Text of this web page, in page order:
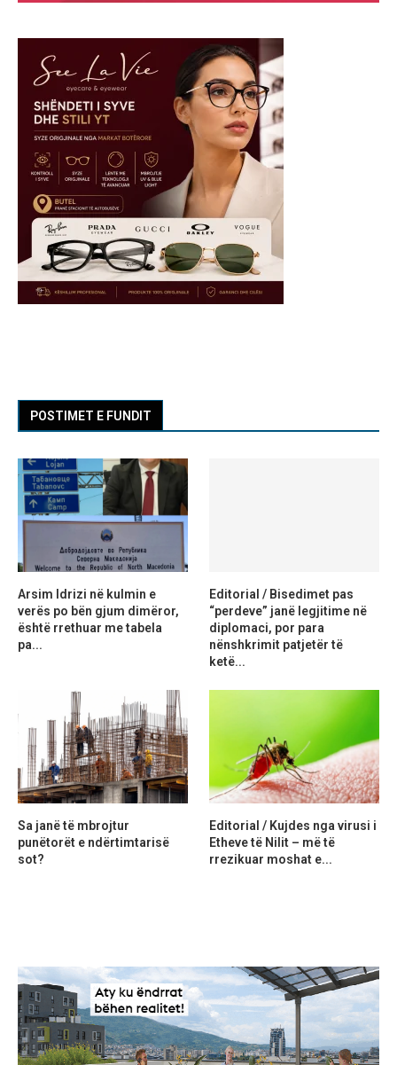
POSTIMET E FUNDIT
Arsim Idrizi në kulmin e
verës po bën gjum dimëror,
është rrethuar me tabela
pa...
Editorial / Bisedimet pas
“perdeve” janë legjitime në
diplomaci, por para
nënshkrimit patjetër të
ketë...
Sa janë të mbrojtur
punëtorët e ndërtimtarisë
sot?
Editorial / Kujdes nga virusi i
Etheve të Nilit – më të
rrezikuar moshat e...